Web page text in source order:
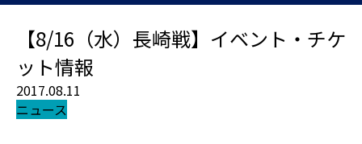
【8/16（水）長崎戦】イベント・チケ
ット情報
2017.08.11
ニュース